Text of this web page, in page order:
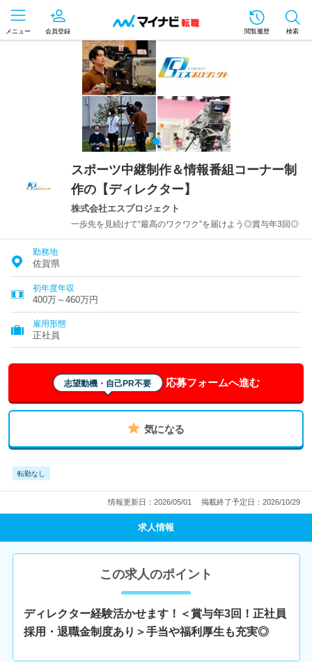
メニュー 会員登録 閲覧履歴 検索
スポーツ中継制作＆情報番組コーナー制
作の【ディレクター】
株式会社エスプロジェクト
一歩先を見続けて“最高のワクワク”を届けよう◎賞与年3回◎
勤務地
佐賀県
初年度年収
400万～460万円
雇用形態
正社員
志望動機・自己PR不要 応募フォームへ進む
気になる
転勤なし
情報更新日：2026/05/01 掲載終了予定日：2026/10/29
求人情報
この求人のポイント
ディレクター経験活かせます！＜賞与年3回！正社員
採用・退職金制度あり＞手当や福利厚生も充実◎